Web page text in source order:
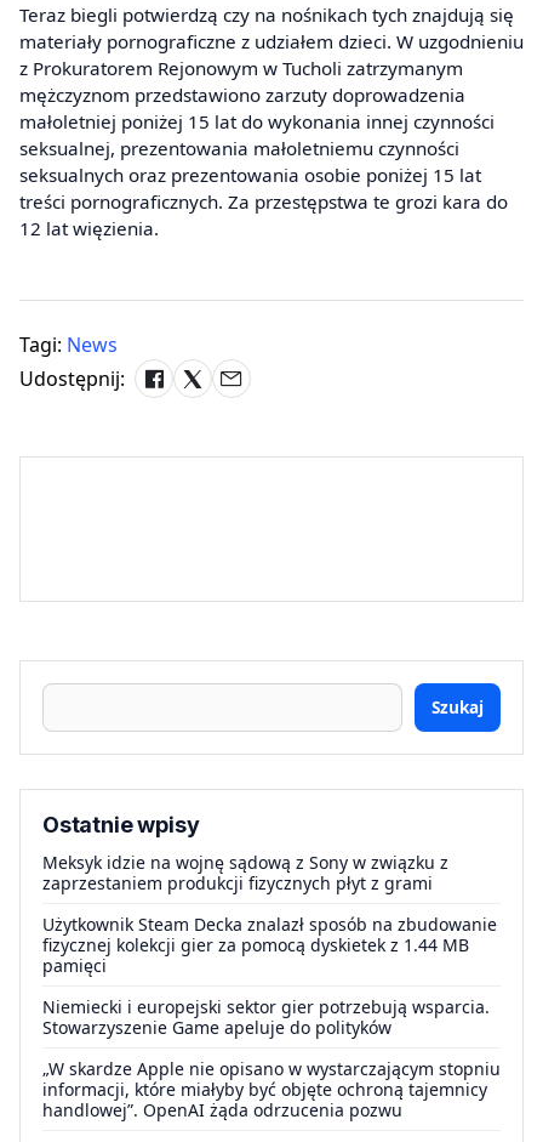
Teraz biegli potwierdzą czy na nośnikach tych znajdują się
materiały pornograficzne z udziałem dzieci. W uzgodnieniu
z Prokuratorem Rejonowym w Tucholi zatrzymanym
mężczyznom przedstawiono zarzuty doprowadzenia
małoletniej poniżej 15 lat do wykonania innej czynności
seksualnej, prezentowania małoletniemu czynności
seksualnych oraz prezentowania osobie poniżej 15 lat
treści pornograficznych. Za przestępstwa te grozi kara do
12 lat więzienia.
Tagi: News
Udostępnij:
Szukaj
Ostatnie wpisy
Meksyk idzie na wojnę sądową z Sony w związku z
zaprzestaniem produkcji fizycznych płyt z grami
Użytkownik Steam Decka znalazł sposób na zbudowanie
fizycznej kolekcji gier za pomocą dyskietek z 1.44 MB
pamięci
Niemiecki i europejski sektor gier potrzebują wsparcia.
Stowarzyszenie Game apeluje do polityków
„W skardze Apple nie opisano w wystarczającym stopniu
informacji, które miałyby być objęte ochroną tajemnicy
handlowej”. OpenAI żąda odrzucenia pozwu